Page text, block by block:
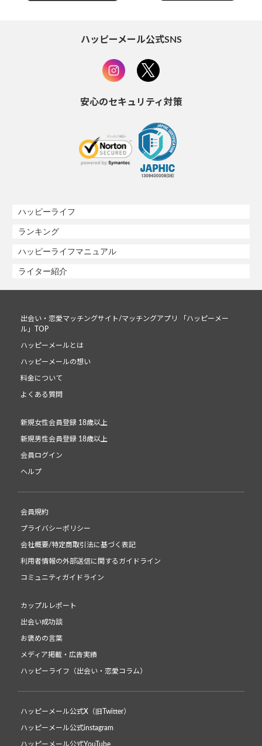
ハッピーメール公式SNS
安心のセキュリティ対策
ハッピーライフ
ランキング
ハッピーライフマニュアル
ライター紹介
出会い・恋愛マッチングサイト/マッチングアプリ 「ハッピーメー
ル」TOP
ハッピーメールとは
ハッピーメールの想い
料金について
よくある質問
新規女性会員登録 18歳以上
新規男性会員登録 18歳以上
会員ログイン
ヘルプ
会員規約
プライバシーポリシー
会社概要/特定商取引法に基づく表記
利用者情報の外部送信に関するガイドライン
コミュニティガイドライン
カップルレポート
出会い成功談
お褒めの言葉
メディア掲載・広告実績
ハッピーライフ（出会い・恋愛コラム）
ハッピーメール公式X（旧Twitter）
ハッピーメール公式instagram
ハッピーメール公式YouTube